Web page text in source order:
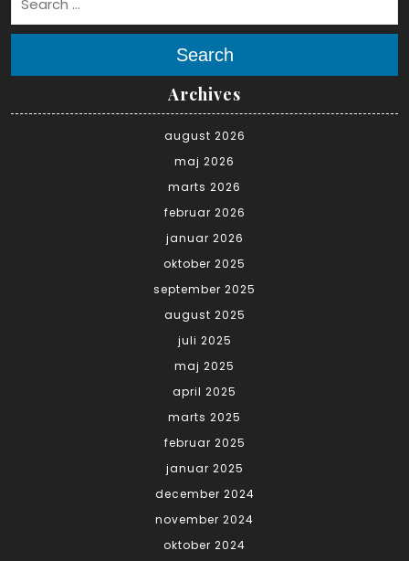
Search
Archives
august 2026
maj 2026
marts 2026
februar 2026
januar 2026
oktober 2025
september 2025
august 2025
juli 2025
maj 2025
april 2025
marts 2025
februar 2025
januar 2025
december 2024
november 2024
oktober 2024